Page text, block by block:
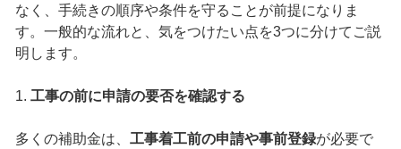
なく、手続きの順序や条件を守ることが前提になりま
す。一般的な流れと、気をつけたい点を3つに分けてご説
明します。
1. 工事の前に申請の要否を確認する
多くの補助金は、 工事着工前の申請や事前登録が必要で